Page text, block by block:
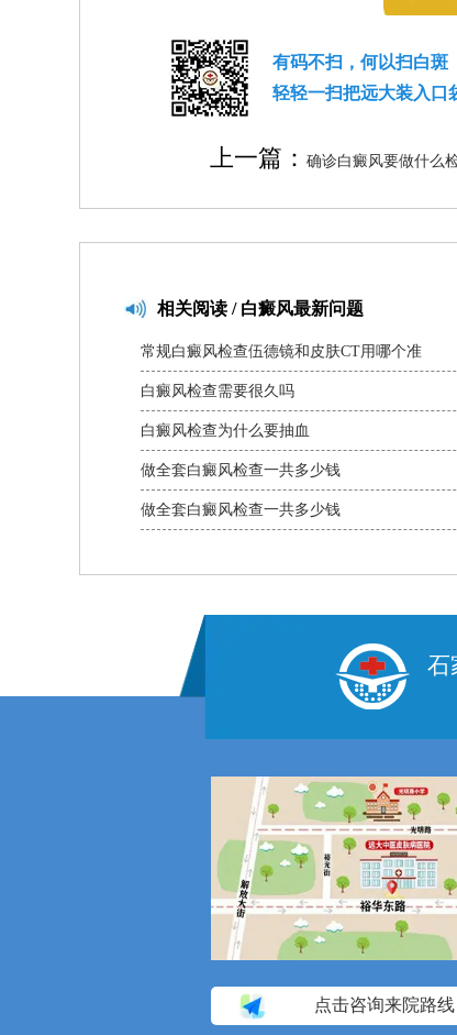
有码不扫，何以扫白斑
轻轻一扫把远大装入口
上一篇： 确诊白癜风要做什么
相关阅读 / 白癜风最新问题
常规白癜风检查伍德镜和皮肤CT用哪个准
白癜风检查需要很久吗
白癜风检查为什么要抽血
做全套白癜风检查一共多少钱
做全套白癜风检查一共多少钱
石
点击咨询来院路线